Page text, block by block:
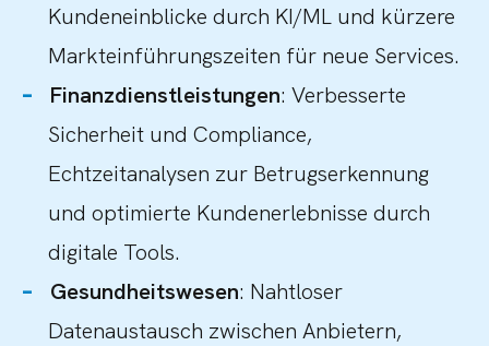
Kundeneinblicke durch KI/ML und kürzere
Markteinführungszeiten für neue Services.
Finanzdienstleistungen: Verbesserte
Sicherheit und Compliance,
Echtzeitanalysen zur Betrugserkennung
und optimierte Kundenerlebnisse durch
digitale Tools.
Gesundheitswesen: Nahtloser
Datenaustausch zwischen Anbietern,